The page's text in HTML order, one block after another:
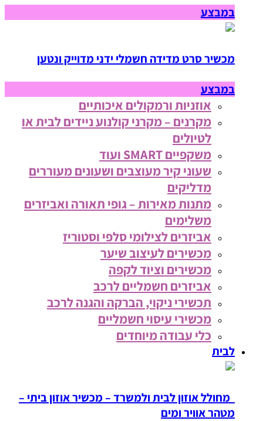
במבצע
מכשיר סרט מדידה חשמלי ידני מדוייק ונטען
במבצע
אוזניות ורמקולים איכותיים
מקרנים – מקרני קולנוע ניידים לבית או
לטיולים
משקפיים SMART ועוד
שעוני קיר מעוצבים ושעונים מעוררים
מדליקים
מתנות מאירות – גופי תאורה ואביזרים
משלימים
אביזרים לצילומי סלפי וסטוריז
מכשירים לעיצוב שיער
מכשירים וציוד לקפה
אביזרים חשמליים לרכב
תכשירי ניקוי, הברקה והגנה לרכב
מכשירי עיסוי חשמליים
כלי עבודה מיוחדים
לבית
מחולל אוזון לבית ולמשרד – מכשיר אוזון ביתי –
מטהר אוויר ומים